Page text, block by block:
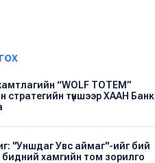
“WOLF TOTEM”
стратегийн түншээр ХААН Банк
"Уншдаг Увс аймаг"-ийг бий
бидний хамгийн том зорилго